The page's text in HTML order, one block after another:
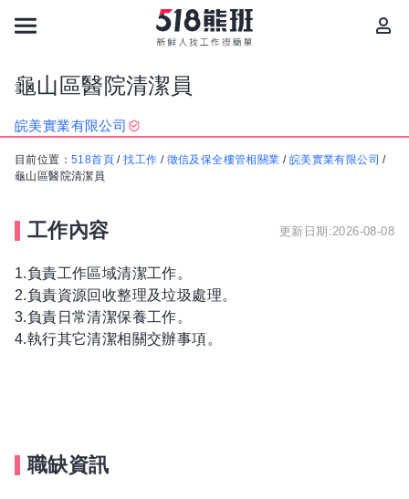
龜山區醫院清潔員
皖美實業有限公司
目前位置： 518首頁 /找工作 / 徵信及保全樓管相關業 / 皖美實業有限公司 /
龜山區醫院清潔員
工作內容 更新日期:2026-08-08
1.負責工作區域清潔工作。
2.負責資源回收整理及垃圾處理。
3.負責日常清潔保養工作。
4.執行其它清潔相關交辦事項。
職缺資訊